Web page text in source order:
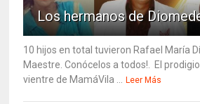
Los hermanos de
10 hijos en total tuvieron Rafael María
Maestre. Conócelos a todos!. El
vientre de MamáVila ...
Leer Más